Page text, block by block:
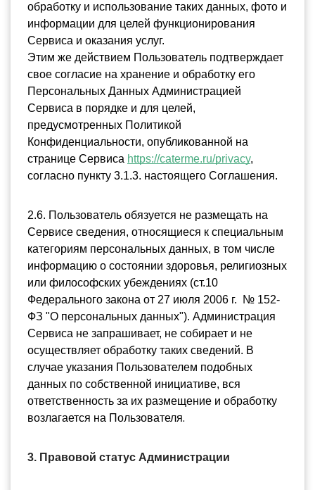
обработку и использование таких данных, фото и
информации для целей функционирования
Сервиса и оказания услуг.
Этим же действием Пользователь подтверждает
свое согласие на хранение и обработку его
Персональных Данных Администрацией
Сервиса в порядке и для целей,
предусмотренных Политикой
Конфиденциальности, опубликованной на
странице Сервиса https://caterme.ru/privacy,
согласно пункту 3.1.3. настоящего Соглашения.
2.6. Пользователь обязуется не размещать на
Сервисе сведения, относящиеся к специальным
категориям персональных данных, в том числе
информацию о состоянии здоровья, религиозных
или философских убеждениях (ст.10
Федерального закона от 27 июля 2006 г.  № 152-
ФЗ "О персональных данных"). Администрация
Сервиса не запрашивает, не собирает и не
осуществляет обработку таких сведений. В
случае указания Пользователем подобных
данных по собственной инициативе, вся
ответственность за их размещение и обработку
возлагается на Пользователя.
3. Правовой статус Администрации